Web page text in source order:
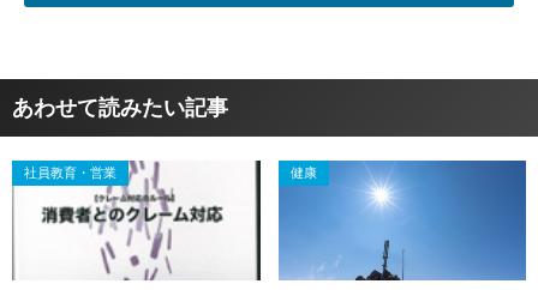
あわせて読みたい記事
社員教育・営業 健康